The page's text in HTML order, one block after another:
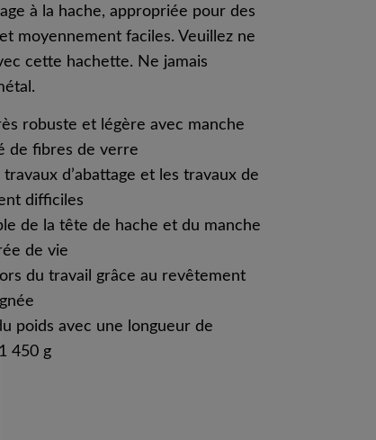
à la hache, appropriée pour des
moyennement faciles. Veuillez ne
cette hachette. Ne jamais
robuste et légère avec manche
de fibres de verre
travaux d’abattage et les travaux de
difficiles
de la tête de hache et du manche
de vie
du travail grâce au revêtement
poids avec une longueur de
450 g